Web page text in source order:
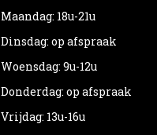
Maandag: 18u-21u
Dinsdag: op afspraak
Woensdag: 9u-12u
Donderdag: op afspraak
Vrijdag: 13u-16u